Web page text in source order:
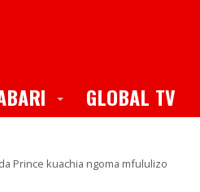
Toggle Dropdown
GLOBAL TV
Prince kuachia ngoma mfululizo